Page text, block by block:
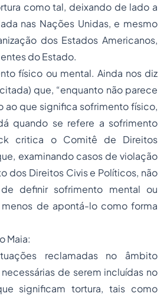
como tal, deixando de lado a
nas Nações Unidas, e mesmo
dos Estados Americanos,
do Estado.
físico ou mental. Ainda nos diz
que, “enquanto não parece
ao que significa sofrimento físico,
quando se refere a sofrimento
critica o Comitê de Direitos
examinando casos de violação
dos Direitos Civis e Políticos, não
definir sofrimento mental ou
de apontá-lo como forma
Maia:
reclamadas no âmbito
de serem incluídas no
significam tortura, tais como